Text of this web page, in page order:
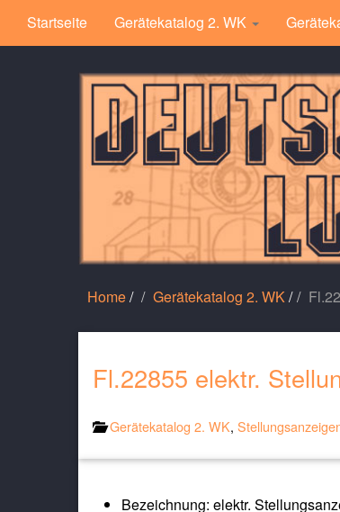
Startseite Gerätekatalog 2. WK
Home/ Gerätekatalog 2. WK /
Fl.22855 elektr.
Gerätekatalog 2. WK,
Bezeichnung: elektr.